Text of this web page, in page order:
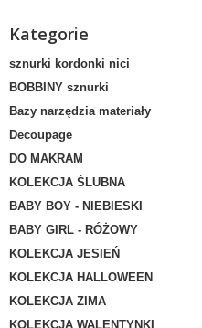
Kategorie
sznurki kordonki nici
BOBBINY sznurki
Bazy narzędzia materiały
Decoupage
DO MAKRAM
KOLEKCJA ŚLUBNA
BABY BOY - NIEBIESKI
BABY GIRL - RÓŻOWY
KOLEKCJA JESIEŃ
KOLEKCJA HALLOWEEN
KOLEKCJA ZIMA
KOLEKCJA WALENTYNKI